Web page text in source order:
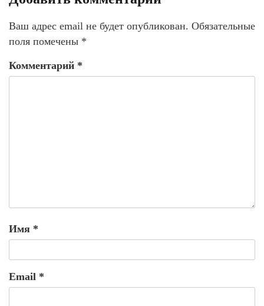
Ваш адрес email не будет опубликован. Обязательные
поля помечены *
Комментарий *
Имя *
Email *